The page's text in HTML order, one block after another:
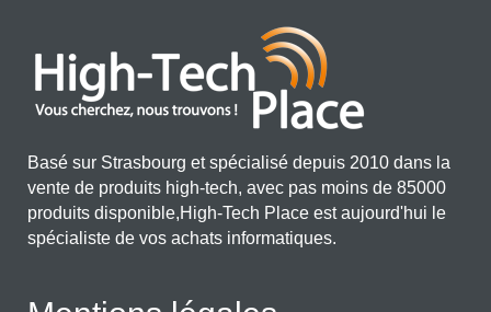
Basé sur Strasbourg et spécialisé depuis 2010 dans la
vente de produits high-tech, avec pas moins de 85000
produits disponible,High-Tech Place est aujourd'hui le
spécialiste de vos achats informatiques.